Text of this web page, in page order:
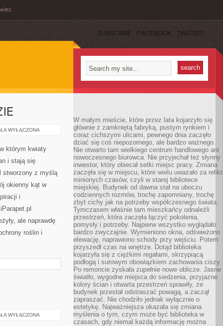
SUBSCRIBE FACEBOOK TWITTER
WYŁĄCZONA
którym kwiaty
i stają się
stworzony z myślą
okienny kąt w
i
ale naprawdę
roślin i
WYŁĄCZONA
W małym mieście, które przez lata kojarzyło się
głównie z zamkniętą fabryką, pustym rynkiem i
coraz cichszymi ulicami, pewnego dnia zaczęło
dziać się coś niepozornego, ale bardzo ważnego.
Nie otwarto tam wielkiego centrum handlowego ani
nowoczesnego biurowca. Nie przyjechał też słynny
inwestor, który obiecał setki miejsc pracy. Zmiana
zaczęła się w miejscu, które wielu uważało za relikt
minionych czasów, czyli w starej bibliotece
miejskiej. Budynek od dawna stał na uboczu
codziennych rozmów, trochę zapomniany, trochę
zbyt cichy jak na potrzeby współczesnego świata.
Tymczasem właśnie tam mieszkańcy odnaleźli
przestrzeń, która zaczęła łączyć pokolenia,
pomysły i potrzeby. Najpierw wszystko wyglądało
bardzo zwyczajnie. Wymieniono okna, odświeżono
elewację, naprawiono schody przy wejściu. Potem
przyszedł czas na wnętrze. Dotąd biblioteka
kojarzyła się z ciężkimi regałami, skrzypiącą
podłogą i surowym obowiązkiem zachowania ciszy.
Po remoncie zyskała zupełnie nowe oblicze. Jasne
światło, wygodne miejsca do siedzenia, przyjazne
kolory ścian i otwarta przestrzeń sprawiły, że
budynek przestał odstraszać powagą, a zaczął
zapraszać. Nie chodziło jednak wyłącznie o
estetykę. Najważniejsza okazała się zmiana
myślenia o tym, czym może być biblioteka w
czasach, gdy niemal każdą informację można